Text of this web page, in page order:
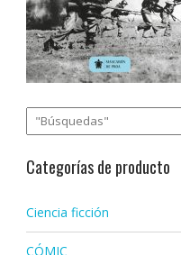
Categorías de producto
Ciencia ficción
CÓMIC